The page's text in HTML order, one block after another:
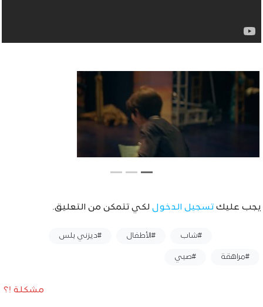
يجب عليك تسجيل الدخول لكي تتمكن من التعليق.
#شاب #الأطفال #ديزني بلس
#مراهقة #صبي
مشكلة !؟